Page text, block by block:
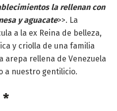
la rellenan con
y aguacate>>. La
a la ex Reina de belleza,
y criolla de una familia
arepa rellena de Venezuela
a nuestro gentilicio.
*